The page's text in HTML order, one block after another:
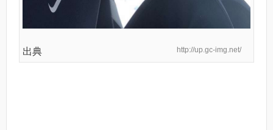
出典 http://up.gc-img.net/